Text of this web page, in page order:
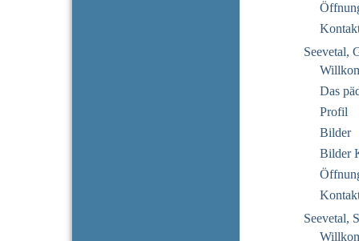
Seevetal,
Das
Profil
Bilder
Bilder
Seevetal,